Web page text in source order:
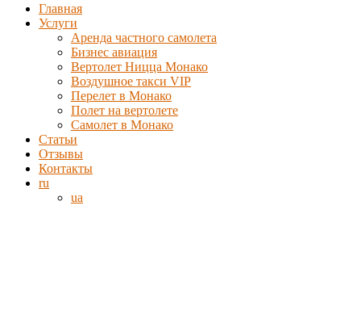
Главная
Услуги
Аренда частного самолета
Бизнес авиация
Вертолет Ницца Монако
Воздушное такси VIP
Перелет в Монако
Полет на вертолете
Самолет в Монако
Статьи
Отзывы
Контакты
ru
ua